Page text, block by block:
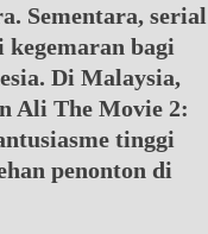
Sementara, serial
bagi
Di Malaysia,
Ali The Movie 2:
tinggi
penonton di